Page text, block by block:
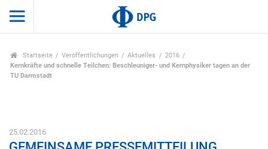
Startseite Veröffentlichungen Aktuelles
2016
Kernkräfte und schnelle Teilchen: Beschleuniger- und Kernphysiker tagen an der
TU Darmstadt
25.02.2016